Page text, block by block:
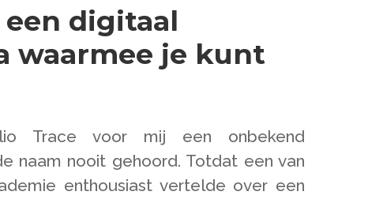
digitaal
waarmee je kunt
Trace voor mij een onbekend
naam nooit gehoord. Totdat een van
enthousiast vertelde over een